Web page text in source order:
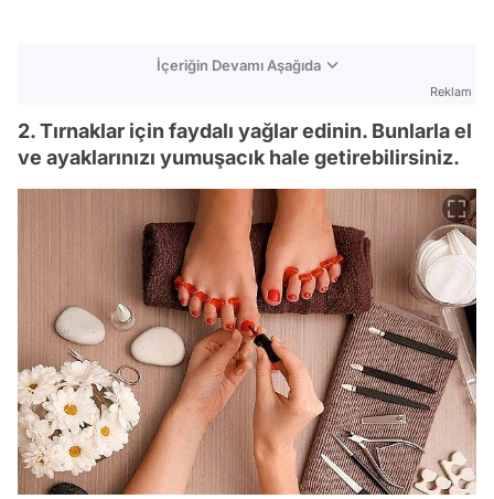
İçeriğin Devamı Aşağıda
Reklam
2. Tırnaklar için faydalı yağlar edinin. Bunlarla el
ve ayaklarınızı yumuşacık hale getirebilirsiniz.